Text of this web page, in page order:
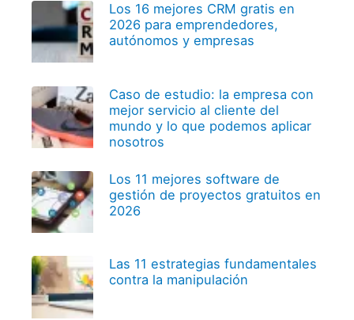
Los 16 mejores CRM gratis en
2026 para emprendedores,
autónomos y empresas
Caso de estudio: la empresa con
mejor servicio al cliente del
mundo y lo que podemos aplicar
nosotros
Los 11 mejores software de
gestión de proyectos gratuitos en
2026
Las 11 estrategias fundamentales
contra la manipulación